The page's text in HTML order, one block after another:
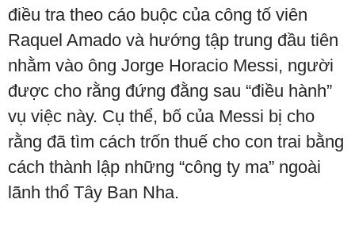
điều tra theo cáo buộc của công tố viên
Raquel Amado và hướng tập trung đầu tiên
nhằm vào ông Jorge Horacio Messi, người
được cho rằng đứng đằng sau “điều hành”
vụ việc này. Cụ thể, bố của Messi bị cho
rằng đã tìm cách trốn thuế cho con trai bằng
cách thành lập những “công ty ma” ngoài
lãnh thổ Tây Ban Nha.